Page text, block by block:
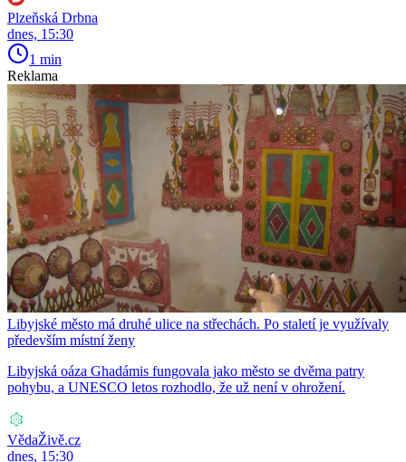
Plzeňská Drbna
dnes, 15:30
1 min
Reklama
Libyjské město má druhé ulice na střechách. Po staletí je využívaly
především místní ženy
Libyjská oáza Ghadámis fungovala jako město se dvěma patry
pohybu, a UNESCO letos rozhodlo, že už není v ohrožení.
VědaŽivě.cz
dnes, 15:30